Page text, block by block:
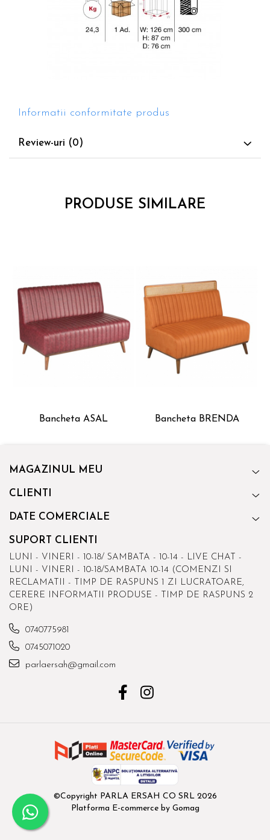
Informatii conformitate produs
Review-uri (0)
PRODUSE SIMILARE
Bancheta ASAL Bancheta BRENDA
MAGAZINUL MEU
CLIENTI
DATE COMERCIALE
SUPORT CLIENTI
LUNI - VINERI - 10-18/ SAMBATA - 10-14 - LIVE CHAT -
LUNI - VINERI - 10-18/SAMBATA 10-14 (COMENZI SI
RECLAMATII - TIMP DE RASPUNS 1 ZI LUCRATOARE,
CERERE INFORMATII PRODUSE - TIMP DE RASPUNS 2
ORE)
0740775981
0745071020
parlaersah@gmail.com
©Copyright PARLA ERSAH CO SRL 2026
Platforma E-commerce by Gomag